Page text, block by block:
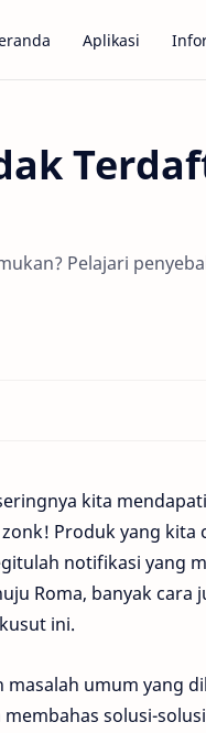
Aplikasi
Pelajari
kita
Produk yang kita
notifikasi yang
Roma, banyak
ini.
umum yang
solusi-